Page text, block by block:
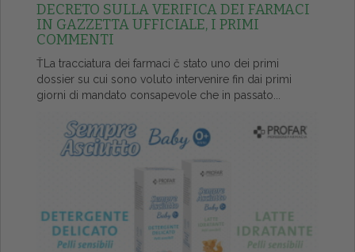
DECRETO SULLA VERIFICA DEI FARMACI
IN GAZZETTA UFFICIALE, I PRIMI
COMMENTI
ŤLa tracciatura dei farmaci č stato uno dei primi
dossier su cui sono voluto intervenire fin dai primi
giorni di mandato consapevole che in passato...